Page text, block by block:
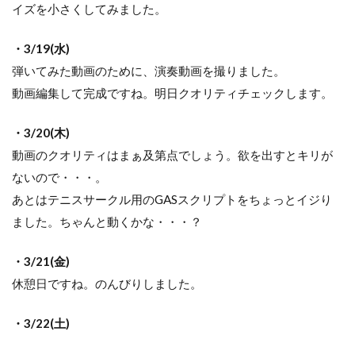
イズを小さくしてみました。
・3/19(水)
弾いてみた動画のために、演奏動画を撮りました。
動画編集して完成ですね。明日クオリティチェックします。
・3/20(木)
動画のクオリティはまぁ及第点でしょう。欲を出すとキリが
ないので・・・。
あとはテニスサークル用のGASスクリプトをちょっとイジり
ました。ちゃんと動くかな・・・？
・3/21(金)
休憩日ですね。のんびりしました。
・3/22(土)